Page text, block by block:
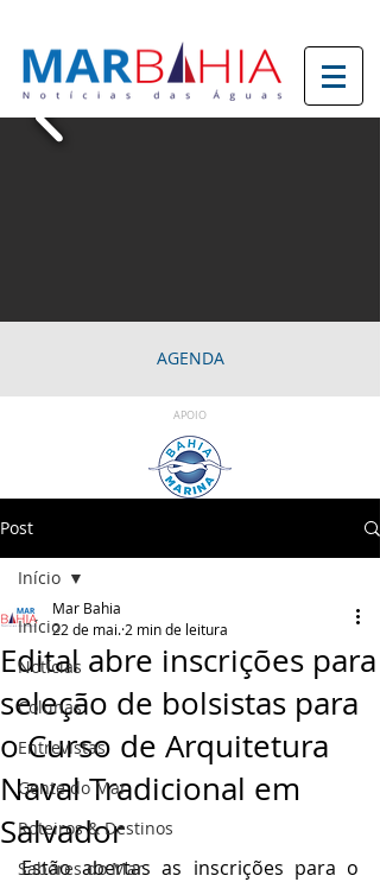
AGENDA
APOIO
Post
Início
Notícias
Colunas
Entrevistas
Gente do Mar
Roteiros & Destinos
Sabores do Mar
Início
Edital abre inscrições para
seleção de bolsistas para
o Curso de Arquitetura
Naval Tradicional em
Salvador
Mar Bahia
22 de mai. 2 min de leitura
Estão abertas as inscrições para o